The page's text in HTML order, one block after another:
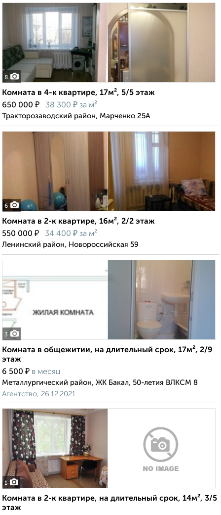
8
Комната в 4-к квартире, 17м², 5/5 этаж
650 000 ₽ 38 300 ₽ за м²
Тракторозаводский район, Марченко 25А
6
Комната в 2-к квартире, 16м², 2/2 этаж
550 000 ₽ 34 400 ₽ за м²
Ленинский район, Новороссийская 59
3
Комната в общежитии, на длительный срок, 17м², 2/9
этаж
6 500 ₽ в месяц
Металлургический район, ЖК Бакал, 50-летия ВЛКСМ 8
Агентство, 26.12.2021
1
Комната в 2-к квартире, на длительный срок, 14м², 3/5
этаж